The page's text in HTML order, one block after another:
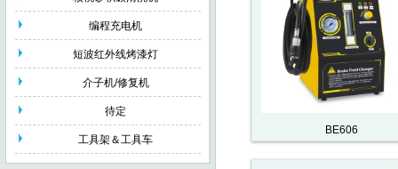
编程充电机
短波红外线烤漆灯
介子机/修复机
待定
工具架＆工具车
BE606